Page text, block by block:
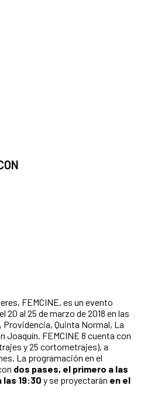
FEMCINE, es un evento
20 al 25 de marzo de 2018 en las
Quinta Normal, La
Joaquín. FEMCINE 8 cuenta con
y 25 cortometrajes), a
La programación en el
dos pases, el primero a las
las 19:30 y se proyectarán en el